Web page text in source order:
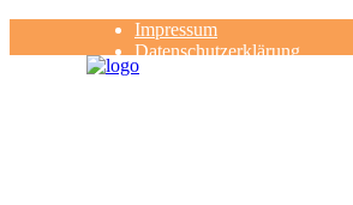
Impressum
Datenschutzerklärung
Kontakt